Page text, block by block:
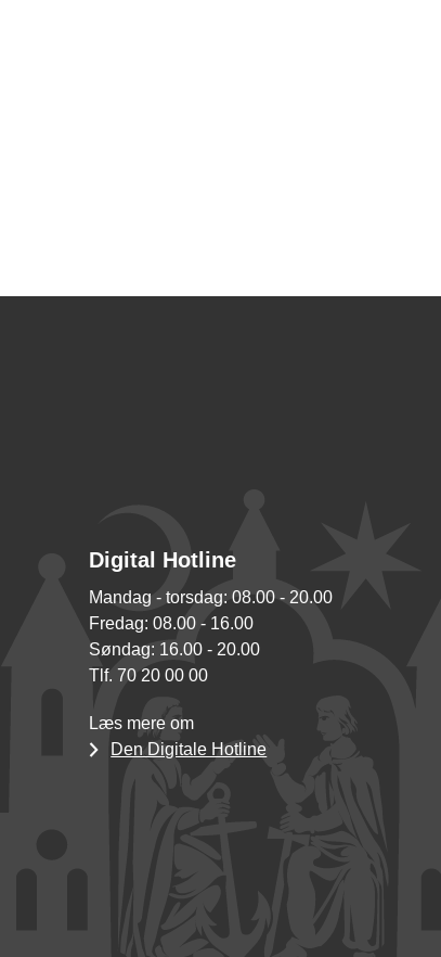
Digital Hotline
Mandag - torsdag: 08.00 - 20.00
Fredag: 08.00 - 16.00
Søndag: 16.00 - 20.00
Tlf. 70 20 00 00
Læs mere om
Den Digitale Hotline